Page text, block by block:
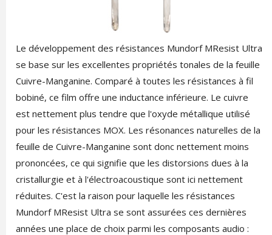
Le développement des résistances Mundorf MResist Ultra
se base sur les excellentes propriétés tonales de la feuille
Cuivre-Manganine. Comparé à toutes les résistances à fil
bobiné, ce film offre une inductance inférieure. Le cuivre
est nettement plus tendre que l'oxyde métallique utilisé
pour les résistances MOX. Les résonances naturelles de la
feuille de Cuivre-Manganine sont donc nettement moins
prononcées, ce qui signifie que les distorsions dues à la
cristallurgie et à l'électroacoustique sont ici nettement
réduites. C'est la raison pour laquelle les résistances
Mundorf MResist Ultra se sont assurées ces dernières
années une place de choix parmi les composants audio :